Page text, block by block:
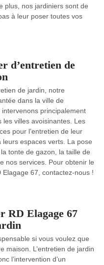
plus, nos jardiniers sont de
à leur poser toutes vos
d’entretien de
de jardin, notre
dans la ville de
principalement
les villes avoisinantes. Les
pour l’entretien de leur
leurs espaces verts. La pose
tonte de gazon, la taille de
nos services. Pour obtenir le
67, contactez-nous !
RD Elagage 67
si vous voulez que
maison. L’entretien de jardin
l’intervention d’un